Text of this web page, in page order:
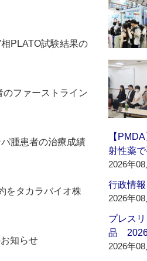
PLATO試験結果の
ファーストライン
腫患者の治療成績
をタカラバイオ株
知らせ
【
射性薬
2026年
行政情
2026年
プレス
品
2026年